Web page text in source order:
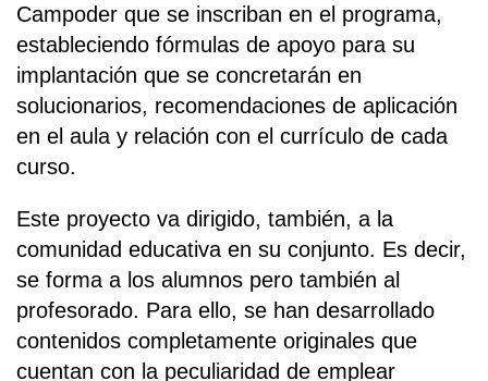
Campoder que se inscriban en el programa,
estableciendo fórmulas de apoyo para su
implantación que se concretarán en
solucionarios, recomendaciones de aplicación
en el aula y relación con el currículo de cada
curso.
Este proyecto va dirigido, también, a la
comunidad educativa en su conjunto. Es decir,
se forma a los alumnos pero también al
profesorado. Para ello, se han desarrollado
contenidos completamente originales que
cuentan con la peculiaridad de emplear